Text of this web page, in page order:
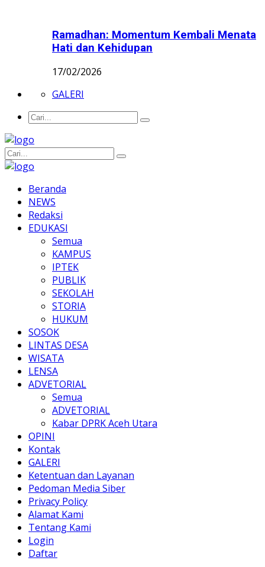
Ramadhan: Momentum Kembali Menata
Hati dan Kehidupan
17/02/2026
GALERI
Beranda
NEWS
Redaksi
EDUKASI
Semua
KAMPUS
IPTEK
PUBLIK
SEKOLAH
STORIA
HUKUM
SOSOK
LINTAS DESA
WISATA
LENSA
ADVETORIAL
Semua
ADVETORIAL
Kabar DPRK Aceh Utara
OPINI
Kontak
GALERI
Ketentuan dan Layanan
Pedoman Media Siber
Privacy Policy
Alamat Kami
Tentang Kami
Login
Daftar